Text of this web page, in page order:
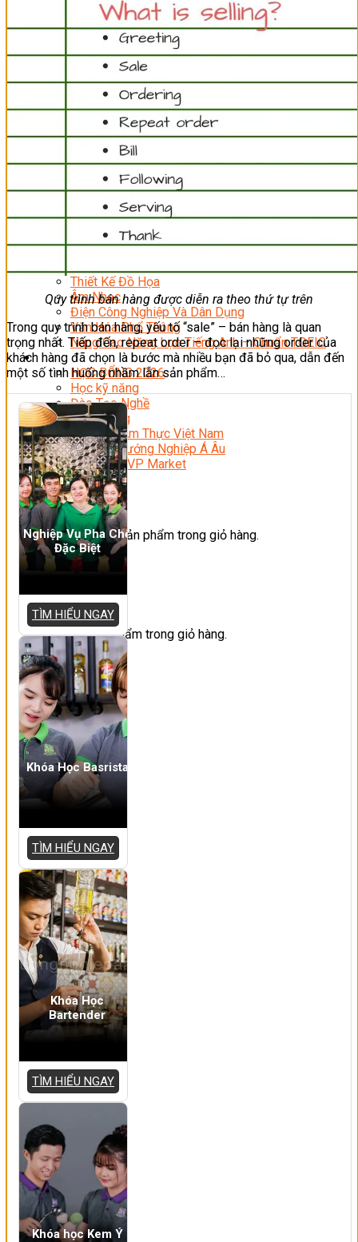
Piano Trẻ Em
Thanh Nhạc Trẻ Em
Sơ Cấp Cứu Cho Trẻ Em
Toán Tư Duy
Bếp Gia Đình
Trung Cấp CET
Kỹ Thuật Chế Biến Món Ăn
Kỹ Thuật Làm Bánh
Kỹ Thuật Pha Chế Đồ Uống
Quản Trị Khách Sạn
Quản Lý Kinh Doanh Nhà Hàng Và Dịch Vụ Ăn Uống
Hướng Dẫn Du Lịch
Quản Trị Lữ Hành
Marketing
Tạo Mẫu Và Chăm Sóc Sắc Đẹp
Truyền Thông Đa Phương Tiện
Công Nghệ Thông Tin
Thiết Kế Đồ Họa
Âm Nhạc
Điện Công Nghiệp Và Dân Dụng
Văn Hóa Phổ Thông
Nâng Cao Năng Lực Tiếng Anh – Chuẩn TOEIC
Tin Tức
HỌC BỔNG 2026
Học kỹ năng
Đào Tạo Nghề
Hoạt Động
Văn Hóa Ẩm Thực Việt Nam
Sự Kiện Hướng Nghiệp Á Âu
Siêu Thị ĐVP Market
Chưa có sản phẩm trong giỏ hàng.
Giỏ hàng
Chưa có sản phẩm trong giỏ hàng.
Quy trình bán hàng được diễn ra theo thứ tự trên
Trong quy trình bán hàng, yếu tố “sale” – bán hàng là quan
trọng nhất. Tiếp đến, repeat order – đọc lại những order của
khách hàng đã chọn là bước mà nhiều bạn đã bỏ qua, dẫn đến
một số tình huống nhầm lẫn sản phẩm…
Nghiệp Vụ Pha Chế
Đặc Biệt
TÌM HIỂU NGAY
Khóa Học Basrista
TÌM HIỂU NGAY
Khóa Học
Bartender
TÌM HIỂU NGAY
Khóa học Kem Ý